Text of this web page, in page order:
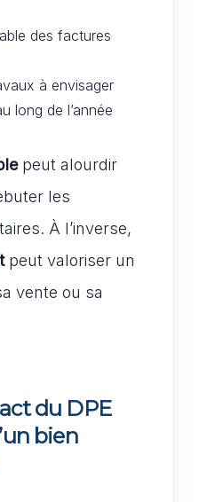
des factures
à envisager
long de l’année
peut alourdir
les
À l’inverse,
peut valoriser un
vente ou sa
du DPE
bien